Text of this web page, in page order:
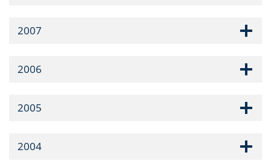
2007
2006
2005
2004